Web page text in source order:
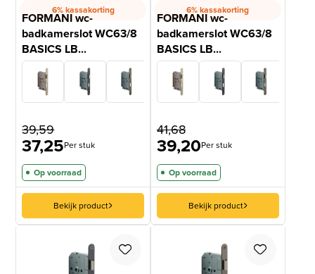
6% kassakorting
FORMANI wc-
badkamerslot WC63/8
BASICS LB...
39,59
37,25Per stuk
Op voorraad
Bekijk product
6% kassakorting
FORMANI wc-
badkamerslot WC63/8
BASICS LB...
41,68
39,20Per stuk
Op voorraad
Bekijk product